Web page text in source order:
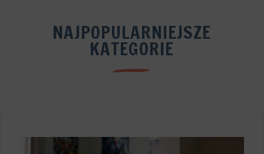
NAJPOPULARNIEJSZE
KATEGORIE